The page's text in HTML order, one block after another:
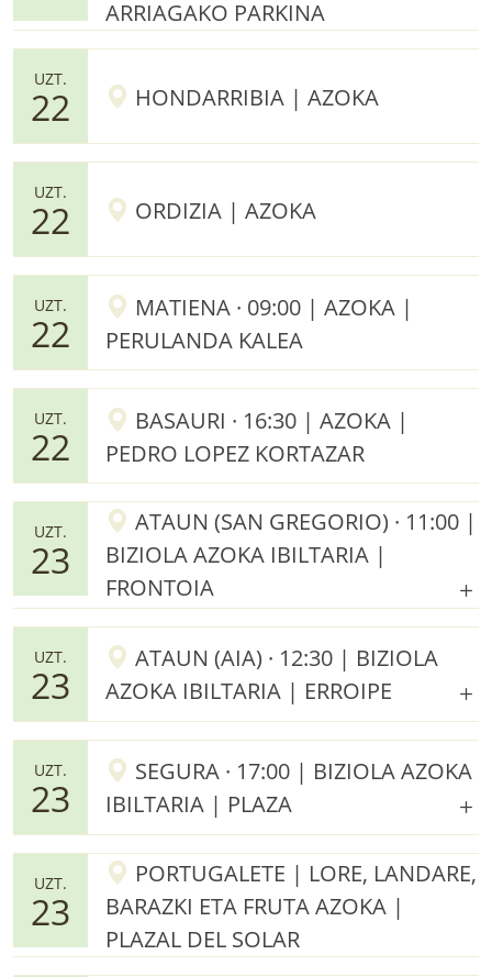
ARRIAGAKO PARKINA
UZT.
22 HONDARRIBIA | AZOKA
UZT.
22 ORDIZIA | AZOKA
UZT.
22
MATIENA · 09:00 | AZOKA |
PERULANDA KALEA
UZT.
22
BASAURI · 16:30 | AZOKA |
PEDRO LOPEZ KORTAZAR
UZT.
23
ATAUN (SAN GREGORIO) · 11:00 |
BIZIOLA AZOKA IBILTARIA |
FRONTOIA
UZT.
23
ATAUN (AIA) · 12:30 | BIZIOLA
AZOKA IBILTARIA | ERROIPE
UZT.
23
SEGURA · 17:00 | BIZIOLA AZOKA
IBILTARIA | PLAZA
UZT.
23
PORTUGALETE | LORE, LANDARE,
BARAZKI ETA FRUTA AZOKA |
PLAZAL DEL SOLAR